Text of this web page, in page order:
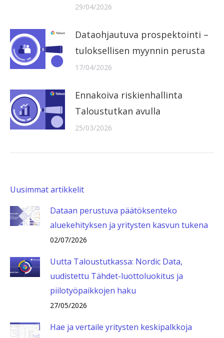
29/04/2026
Dataohjautuva prospektointi –
tuloksellisen myynnin perusta
17/04/2026
Ennakoiva riskienhallinta
Taloustutkan avulla
25/03/2026
Uusimmat artikkelit
Dataan perustuva päätöksenteko
aluekehityksen ja yritysten kasvun tukena
02/07/2026
Uutta Taloustutkassa: Nordic Data,
uudistettu Tähdet-luottoluokitus ja
piilotyöpaikkojen haku
27/05/2026
Hae ja vertaile yritysten keskipalkkoja